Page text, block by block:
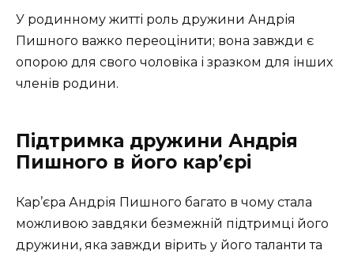
У родинному житті роль дружини Андрія
Пишного важко переоцінити; вона завжди є
опорою для свого чоловіка і зразком для інших
членів родини.
Підтримка дружини Андрія
Пишного в його кар’єрі
Кар’єра Андрія Пишного багато в чому стала
можливою завдяки безмежній підтримці його
дружини, яка завжди вірить у його таланти та